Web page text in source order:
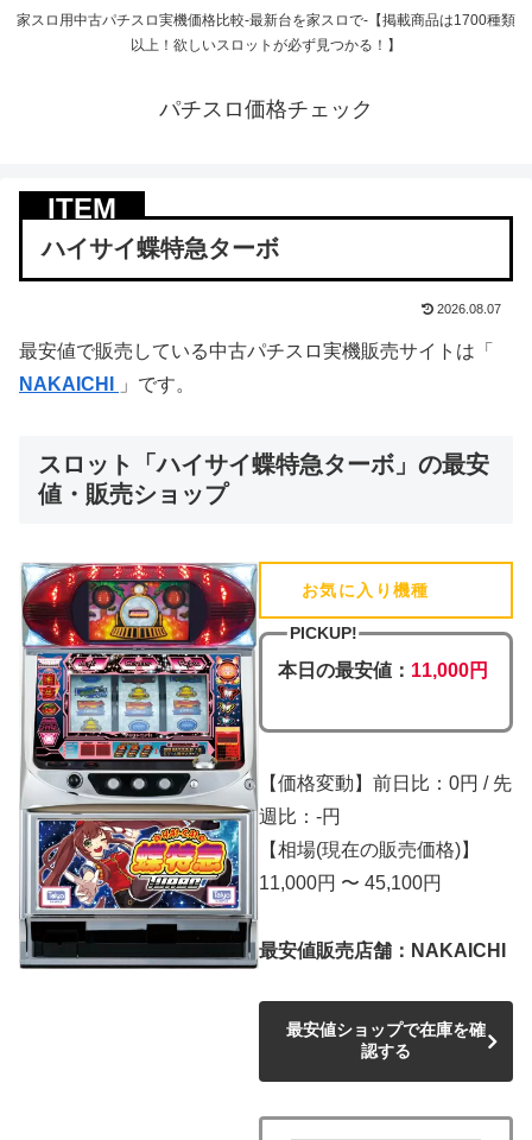
家スロ用中古パチスロ実機価格比較-最新台を家スロで-【掲載商品は1700種類
以上！欲しいスロットが必ず見つかる！】
パチスロ価格チェック
ハイサイ蝶特急ターボ
2026.08.07
最安値で販売している中古パチスロ実機販売サイトは「
NAKAICHI
」です。
スロット「ハイサイ蝶特急ターボ」の最安
値・販売ショップ
お気に入り機種
PICKUP!
本日の最安値： 11,000円
【価格変動】前日比：0円 / 先
週比：-円
【相場(現在の販売価格)】
11,000円 〜 45,100円
最安値販売店舗：NAKAICHI
最安値ショップで在庫を確
認する